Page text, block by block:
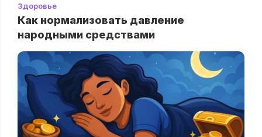
Здоровье
Как нормализовать давление
народными средствами